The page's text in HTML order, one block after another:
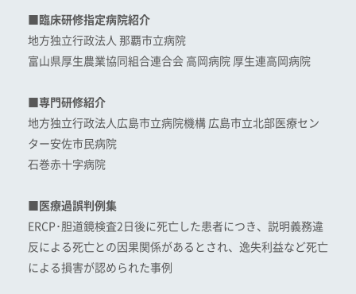
■臨床研修指定病院紹介
地方独立行政法人 那覇市立病院
富山県厚生農業協同組合連合会 高岡病院 厚生連高岡病院
■専門研修紹介
地方独立行政法人広島市立病院機構 広島市立北部医療セン
ター安佐市民病院
石巻赤十字病院
■医療過誤判例集
ERCP･胆道鏡検査2日後に死亡した患者につき、説明義務違
反による死亡との因果関係があるとされ、逸失利益など死亡
による損害が認められた事例